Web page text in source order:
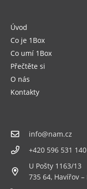
Úvod
Co je 1Box
Co umí 1Box
Přečtěte si
O nás
Kontakty
info@nam.cz
+420 596 531 140
U Pošty 1163/13
735 64, Havířov